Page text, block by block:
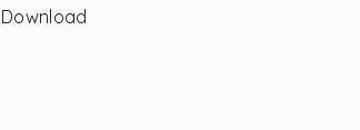
Download